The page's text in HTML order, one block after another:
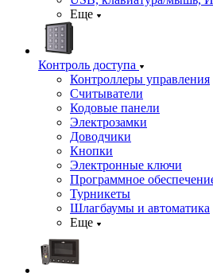
Еще
Контроль доступа
Контроллеры управления
Считыватели
Кодовые панели
Электрозамки
Доводчики
Кнопки
Электронные ключи
Программное
Турникеты
Шлагбаумы и автоматика
Еще